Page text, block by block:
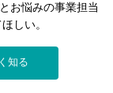
お悩みの事業担当
しい。
知る